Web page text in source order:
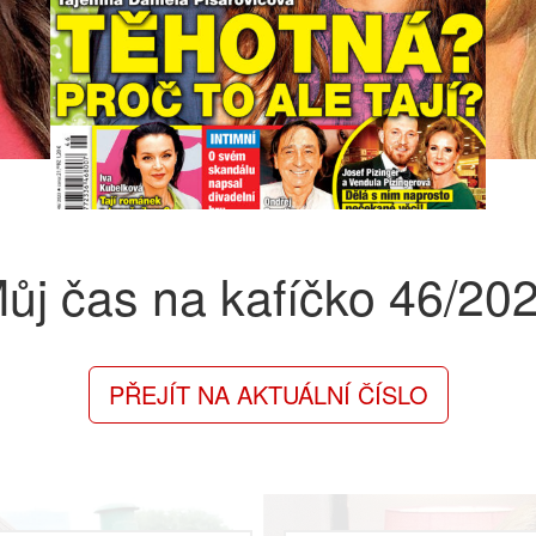
čas na kafíčko 46/
PŘEJÍT NA AKTUÁLNÍ ČÍSLO